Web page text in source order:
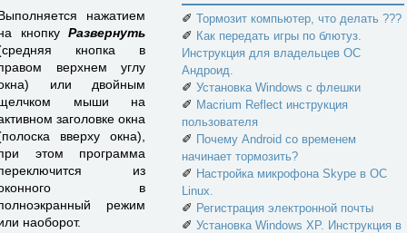
нажатием
кнопку Развернуть
кнопка в
верхнем углу
или двойным
мыши на
заголовке окна
вверху окна),
этом программа
из
в
режим
наоборот.
✐ Тормозит компьютер, что делать ???
✐ Как передать игры по блютуз.
Инструкция для владельцев ОС
Андроид.
✐ Установка Windows с флешки
✐ Macrium Reflect инструкция
пользователя
✐ Почему Android со временем
начинает тормозить?
✐ Настройка микрофона Skype в ОС
Linux.
✐ Регистрация электронной почты
✐ Установка Windows XP. Инструкция в